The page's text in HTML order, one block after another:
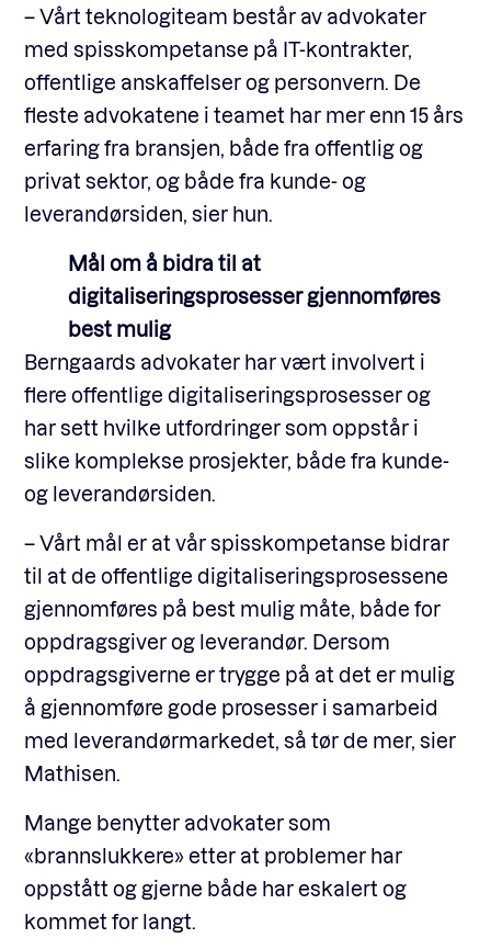
– Vårt teknologiteam består av advokater
med spisskompetanse på IT-kontrakter,
offentlige anskaffelser og personvern. De
fleste advokatene i teamet har mer enn 15 års
erfaring fra bransjen, både fra offentlig og
privat sektor, og både fra kunde- og
leverandørsiden, sier hun.
Mål om å bidra til at
digitaliseringsprosesser gjennomføres
best mulig
Berngaards advokater har vært involvert i
flere offentlige digitaliseringsprosesser og
har sett hvilke utfordringer som oppstår i
slike komplekse prosjekter, både fra kunde-
og leverandørsiden.
– Vårt mål er at vår spisskompetanse bidrar
til at de offentlige digitaliseringsprosessene
gjennomføres på best mulig måte, både for
oppdragsgiver og leverandør. Dersom
oppdragsgiverne er trygge på at det er mulig
å gjennomføre gode prosesser i samarbeid
med leverandørmarkedet, så tør de mer, sier
Mathisen.
Mange benytter advokater som
«brannslukkere» etter at problemer har
oppstått og gjerne både har eskalert og
kommet for langt.